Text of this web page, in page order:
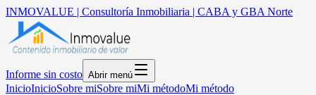
INMOVALUE | Consultoría Inmobiliaria | CABA y GBA Norte
Informe sin costo Abrir menú
InicioInicioSobre miSobre miMi métodoMi método